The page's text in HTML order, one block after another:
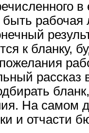
к бланку,
На самом
и отчасти